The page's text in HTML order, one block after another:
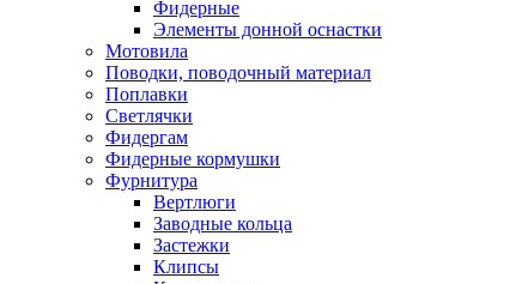
Фидерные
Элементы донной оснастки
Мотовила
Поводки, поводочный материал
Поплавки
Светлячки
Фидергам
Фидерные кормушки
Фурнитура
Вертлюги
Заводные кольца
Застежки
Клипсы